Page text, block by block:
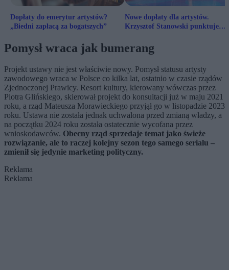
Dopłaty do emerytur artystów?
„Biedni zapłacą za bogatszych”
Nowe dopłaty dla artystów.
Krzysztof Stanowski punktuje
Pomysł wraca jak bumerang
Projekt ustawy nie jest właściwie nowy. Pomysł statusu artysty
zawodowego wraca w Polsce co kilka lat, ostatnio w czasie rządów
Zjednoczonej Prawicy. Resort kultury, kierowany wówczas przez
Piotra Glińskiego, skierował projekt do konsultacji już w maju 2021
roku, a rząd Mateusza Morawieckiego przyjął go w listopadzie 2023
roku. Ustawa nie została jednak uchwalona przed zmianą władzy, a
na początku 2024 roku została ostatecznie wycofana przez
wnioskodawców. Obecny rząd sprzedaje temat jako świeże
rozwiązanie, ale to raczej kolejny sezon tego samego serialu –
zmienił się jedynie marketing polityczny.
Reklama
Reklama